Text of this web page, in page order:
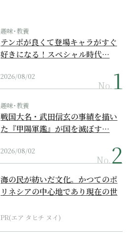
趣味･教養
テンポが良くて登場キャラがすぐ
好きになる！スペシャル時代…
2026/08/02
No.
趣味･教養
戦国大名・武田信玄の事績を描い
た『甲陽軍鑑』が国を滅ぼす…
2026/08/02
No.
海の民が紡いだ文化。かつてのポ
リネシアの中心地であり現在の世
PR(エア タヒチ ヌイ)